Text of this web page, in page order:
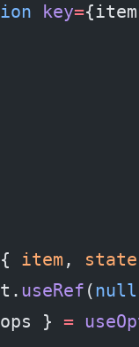
key=
item , state
useRef ( null
} =